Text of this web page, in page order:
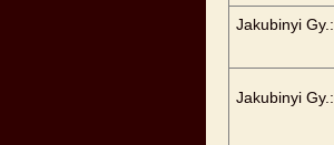
Jakubinyi Gy.:
Jakubinyi Gy.: